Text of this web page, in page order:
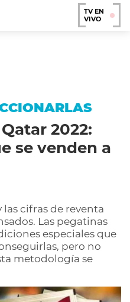
TV EN
VIVO
2022:
se venden a
cifras de reventa
Las pegatinas
especiales que
pero no
metodología se